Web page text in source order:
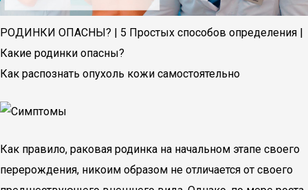
РОДИНКИ ОПАСНЫ? | 5 Простых способов определения |
Какие родинки опасны?
Как распознать опухоль кожи самостоятельно
Как правило, раковая родинка на начальном этапе своего
перерождения, никоим образом не отличается от своего